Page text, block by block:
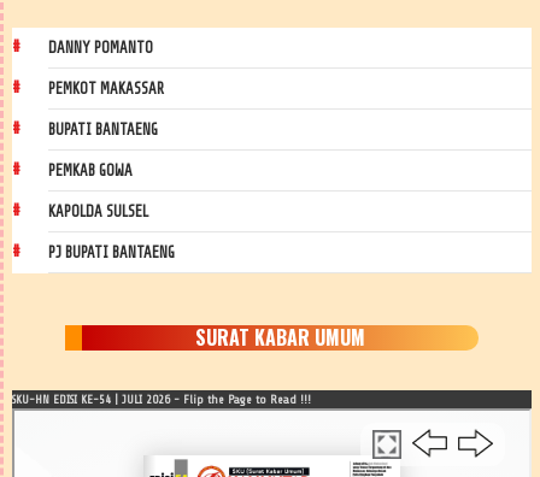
DANNY POMANTO
PEMKOT MAKASSAR
BUPATI BANTAENG
PEMKAB GOWA
KAPOLDA SULSEL
PJ BUPATI BANTAENG
SURAT KABAR UMUM
SKU-HN EDISI KE-54 | JULI 2026 - Flip the Page to Read !!!